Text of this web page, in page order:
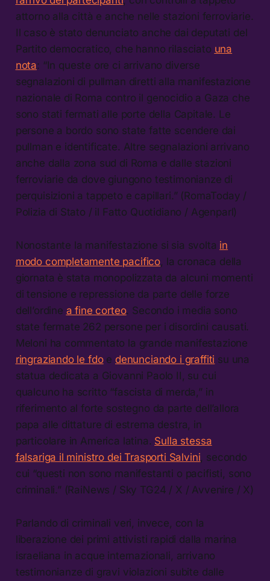
attorno alla città e anche nelle stazioni ferroviarie.
Il caso è stato denunciato anche dai deputati del
Partito democratico, che hanno rilasciato una
nota: “In queste ore ci arrivano diverse
segnalazioni di pullman diretti alla manifestazione
nazionale di Roma contro il genocidio a Gaza che
sono stati fermati alle porte della Capitale. Le
persone a bordo sono state fatte scendere dai
pullman e identificate. Altre segnalazioni arrivano
anche dalla zona sud di Roma e dalle stazioni
ferroviarie da dove giungono testimonianze di
perquisizioni a tappeto e capillari.” (RomaToday /
Polizia di Stato / il Fatto Quotidiano / Agenparl)
Nonostante la manifestazione si sia svolta in
modo completamente pacifico , la cronaca della
giornata è stata monopolizzata da alcuni momenti
di tensione e repressione da parte delle forze
dell’ordine a fine corteo. Secondo i media sono
state fermate 262 persone per i disordini causati.
Meloni ha commentato la grande manifestazione
ringraziando le fdoe denunciando i graffiti su una
statua dedicata a Giovanni Paolo II, su cui
qualcuno ha scritto “fascista di merda,” in
riferimento al forte sostegno da parte dell’allora
papa alle dittature di estrema destra, in
particolare in America latina. Sulla stessa
falsariga il ministro dei Trasporti Salvini , secondo
cui “questi non sono manifestanti o pacifisti, sono
criminali.” (RaiNews / Sky TG24 / X / Avvenire / X)
Parlando di criminali veri, invece, con la
liberazione dei primi attivisti rapidi dalla marina
israeliana in acque internazionali, arrivano
testimonianze di gravi violazioni subite dalle